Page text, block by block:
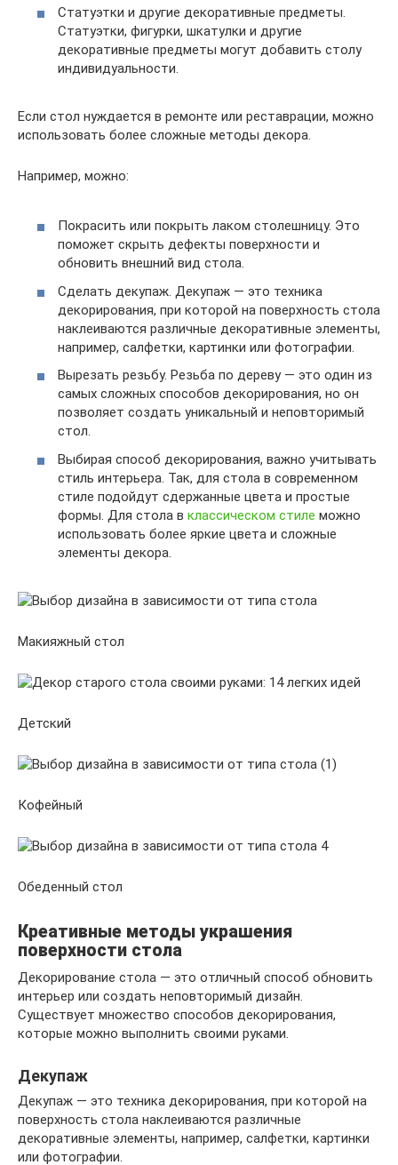
Статуэтки и другие декоративные предметы.
Статуэтки, фигурки, шкатулки и другие
декоративные предметы могут добавить столу
индивидуальности.
Если стол нуждается в ремонте или реставрации, можно
использовать более сложные методы декора.
Например, можно:
Покрасить или покрыть лаком столешницу. Это
поможет скрыть дефекты поверхности и
обновить внешний вид стола.
Сделать декупаж. Декупаж — это техника
декорирования, при которой на поверхность стола
наклеиваются различные декоративные элементы,
например, салфетки, картинки или фотографии.
Вырезать резьбу. Резьба по дереву — это один из
самых сложных способов декорирования, но он
позволяет создать уникальный и неповторимый
стол.
Выбирая способ декорирования, важно учитывать
стиль интерьера. Так, для стола в современном
стиле подойдут сдержанные цвета и простые
формы. Для стола в классическом стиле можно
использовать более яркие цвета и сложные
элементы декора.
Макияжный стол
Детский
Кофейный
Обеденный стол
Креативные методы украшения
поверхности стола
Декорирование стола — это отличный способ обновить
интерьер или создать неповторимый дизайн.
Существует множество способов декорирования,
которые можно выполнить своими руками.
Декупаж
Декупаж — это техника декорирования, при которой на
поверхность стола наклеиваются различные
декоративные элементы, например, салфетки, картинки
или фотографии.